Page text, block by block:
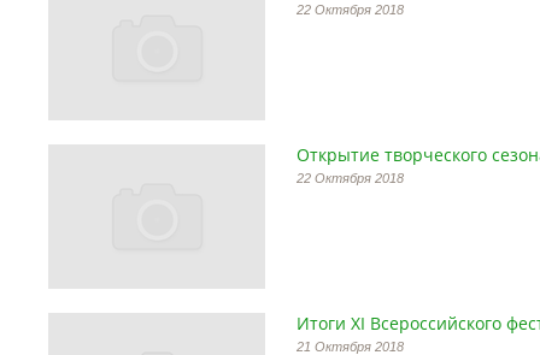
22 Октября 2018
Открытие творческого
22 Октября 2018
Итоги ХI Всероссийского
21 Октября 2018